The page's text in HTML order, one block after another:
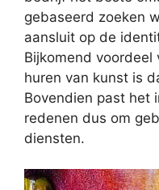
gebaseerd zoeken
aansluit op de
Bijkomend voordeel
huren van kunst is
Bovendien past het
redenen dus om
diensten.